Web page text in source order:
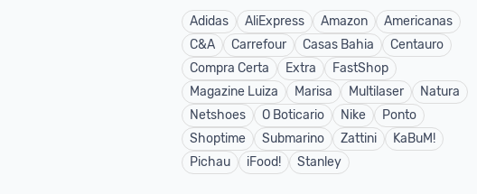
Adidas AliExpress Amazon
Americanas
C&A
Carrefour Casas Bahia
Centauro
Compra Certa
Extra
FastShop
Magazine Luiza
Marisa Multilaser
Natura
Netshoes
O Boticario Nike
Ponto
Shoptime
Submarino Zattini
KaBuM!
Pichau
iFood! Stanley